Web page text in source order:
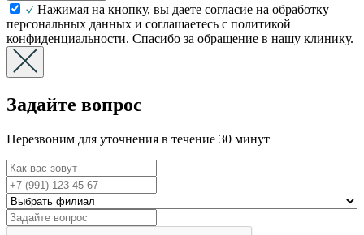
Нажимая на кнопку, вы даете согласие на обработку
персональных данных и соглашаетесь с политикой
конфиденциальности. Спасибо за обращение в нашу клинику.
Задайте вопрос
Перезвоним для уточнения в течение 30 минут